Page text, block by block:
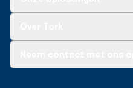
Dispenserklacht
02 766 05 30